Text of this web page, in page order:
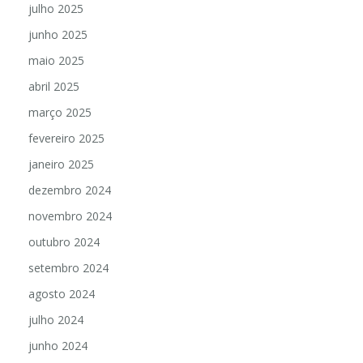
julho 2025
junho 2025
maio 2025
abril 2025
março 2025
fevereiro 2025
janeiro 2025
dezembro 2024
novembro 2024
outubro 2024
setembro 2024
agosto 2024
julho 2024
junho 2024